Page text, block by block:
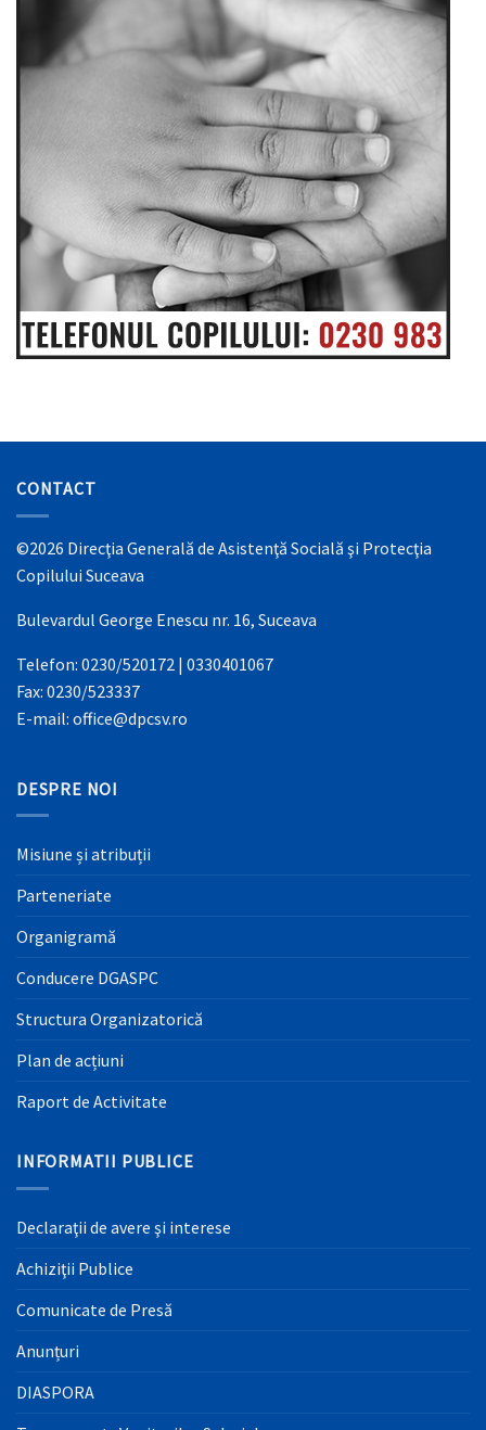
CONTACT
©2026 Direcţia Generală de Asistenţă Socială şi Protecţia
Copilului Suceava
Bulevardul George Enescu nr. 16, Suceava
Telefon: 0230/520172 | 0330401067
Fax: 0230/523337
E-mail: office@dpcsv.ro
DESPRE NOI
Misiune și atribuții
Parteneriate
Organigramă
Conducere DGASPC
Structura Organizatorică
Plan de acțiuni
Raport de Activitate
INFORMATII PUBLICE
Declaraţii de avere şi interese
Achiziţii Publice
Comunicate de Presă
Anunțuri
DIASPORA